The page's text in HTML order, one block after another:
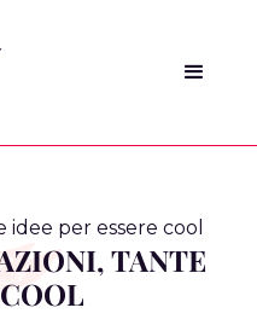
per essere cool
TANTE